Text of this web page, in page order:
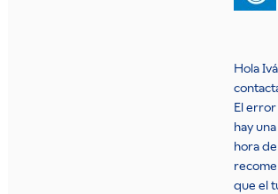
Hola
El error
hay
hora
que el